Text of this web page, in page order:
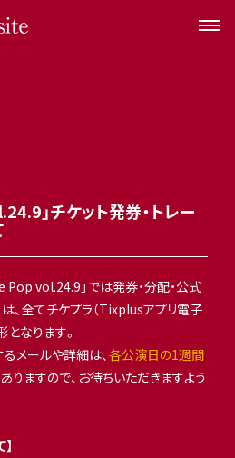
」チケット発券・トレー
vol.24.9」では発券・分配・公式
は、全てチケプラ（Tixplusアプリ電子
となります。
メールや詳細は、各公演日の1週間
りますので、お待ちいただきますよう